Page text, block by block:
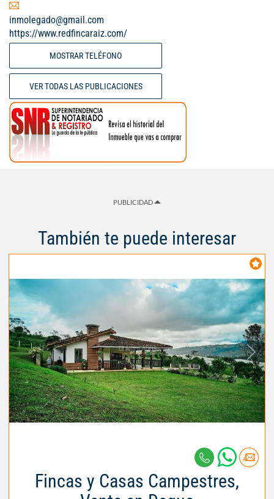
inmolegado@gmail.com
https://www.redfincaraiz.com/
MOSTRAR TELÉFONO
VER TODAS LAS PUBLICACIONES
PUBLICIDAD
También te puede interesar
Fincas y Casas Campestres,